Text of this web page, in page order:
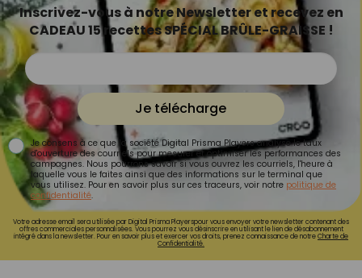
Inscrivez-vous à notre Newsletter et recevez en
CADEAU 15 recettes SPÉCIAL BRÛLE-GRAISSE !
Je télécharge
Je consens à ce que la société Digital Prisma Players analyse le taux
d'ouverture des courriels pour mesurer et optimiser les performances des
campagnes. Nous pourrons savoir si vous ouvrez les courriels, l'heure à
laquelle vous le faites ainsi que des informations sur le terminal que
vous utilisez. Pour en savoir plus sur ces traceurs, voir notre politique de
confidentialité.
Votre adresse email sera utilisée par Digital Prisma Playerspour vous envoyer votre newsletter contenant des
offres commerciales personnalisées. Vous pourrez vous désinscrire en utilisant le lien de désabonnement
intégré dans la newsletter. Pour en savoir plus et exercer vos droits, prenez connaissance de notreCharte de
Confidentialité.